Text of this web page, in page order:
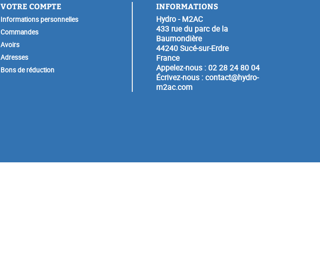
VOTRE COMPTE
Informations personnelles
Commandes
Avoirs
Adresses
Bons de réduction
INFORMATIONS
Hydro - M2AC
433 rue du parc de la
Baumondière
44240 Sucé-sur-Erdre
France
Appelez-nous : 02 28 24 80 04
Écrivez-nous :contact@hydro-
m2ac.com